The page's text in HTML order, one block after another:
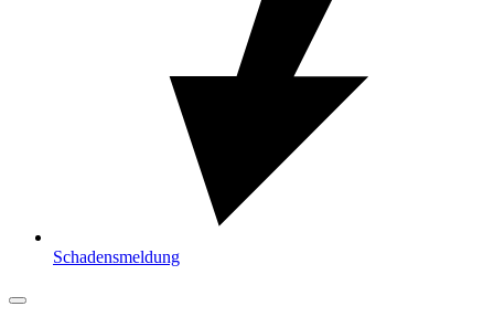
Schadensmeldung